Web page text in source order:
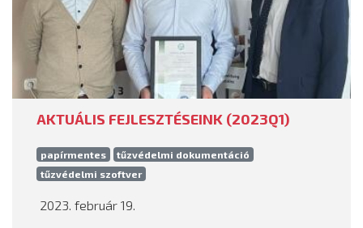
AKTUÁLIS FEJLESZTÉSEINK (2023Q1)
papírmentes
tűzvédelmi dokumentáció
tűzvédelmi szoftver
2023. február 19.